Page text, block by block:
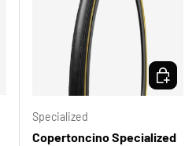
OPZIONI
Specialized
Copertoncino Specialized
SCEGLI